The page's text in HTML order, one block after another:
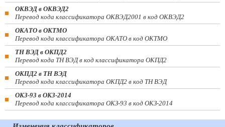
ОКВЭД в ОКВЭД2
Перевод кода классификатора ОКВЭД2001 в код ОКВЭД2
ОКАТО в ОКТМО
Перевод кода классификатора ОКАТО в код ОКТМО
ТН ВЭД в ОКПД2
Перевод кода ТН ВЭД в код классификатора ОКПД2
ОКПД2 в ТН ВЭД
Перевод кода классификатора ОКПД2 в код ТН ВЭД
ОКЗ-93 в ОКЗ-2014
Перевод кода классификатора ОКЗ-93 в код ОКЗ-2014